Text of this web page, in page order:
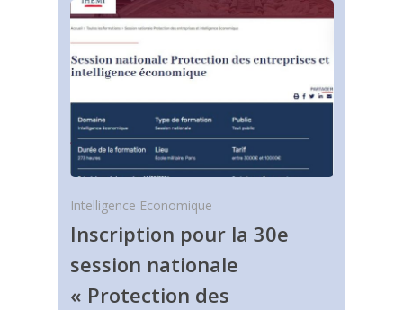
Intelligence Economique
Inscription pour la 30e
session nationale
« Protection des